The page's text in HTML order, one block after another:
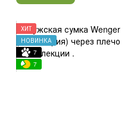
ХИТ
НОВИНКА
7
7